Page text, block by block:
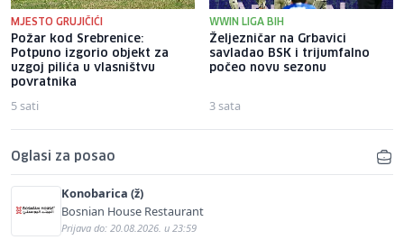
MJESTO GRUJIČIĆI
Požar kod Srebrenice:
Potpuno izgorio objekt za
uzgoj pilića u vlasništvu
povratnika
5 sati
WWIN LIGA BIH
Željezničar na Grbavici
savladao BSK i trijumfalno
počeo novu sezonu
3 sata
Oglasi za posao
Konobarica (ž)
Bosnian House Restaurant
Prijava do: 20.08.2026. u 23:59